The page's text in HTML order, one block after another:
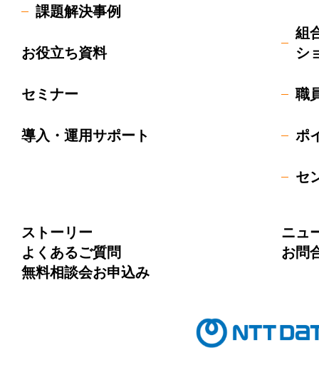
課題解決事例
お役立ち資料
セミナー
導入・運用サポート
組
シ
職
ポ
セ
ストーリー
ニュ
よくあるご質問
お問
無料相談会お申込み